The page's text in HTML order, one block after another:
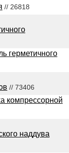
// 26818
герметичного
// 73406
компрессорной
наддува